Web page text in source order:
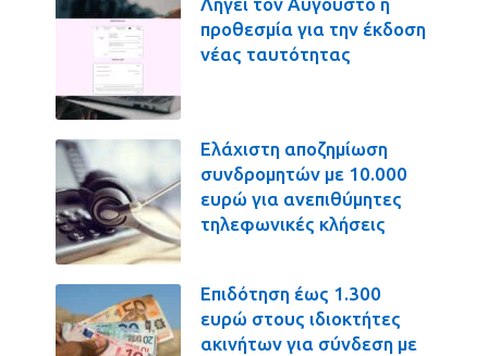
προθεσμία για την έκδοση
νέας ταυτότητας
Ελάχιστη αποζημίωση
συνδρομητών με 10.000
ευρώ για ανεπιθύμητες
τηλεφωνικές κλήσεις
Επιδότηση έως 1.300
ευρώ στους ιδιοκτήτες
ακινήτων για σύνδεση με